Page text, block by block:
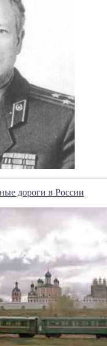
дороги в России